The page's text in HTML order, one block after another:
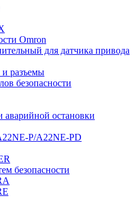
Omron
для датчика привода
разъемы
безопасности
остановки
P/A22NE-PD
безопасности